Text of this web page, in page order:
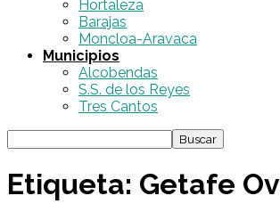
Hortaleza
Barajas
Moncloa-Aravaca
Municipios
Alcobendas
S.S. de los Reyes
Tres Cantos
Etiqueta: Getafe